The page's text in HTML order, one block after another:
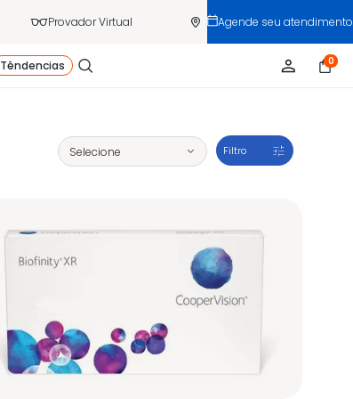
Provador Virtual Agende seu atendimento
Têndencias 0
Filtro